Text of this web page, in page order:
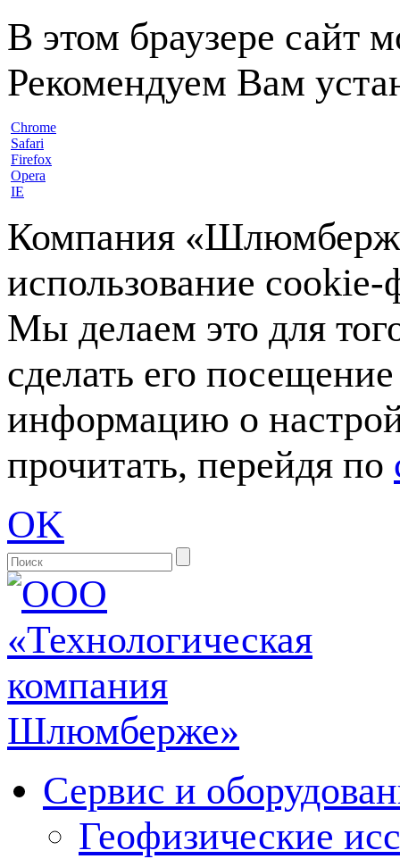
В этом браузере сайт
Рекомендуем Вам
Chrome
Safari
Firefox
Opera
IE
Компания
использование
Мы делаем это для
сделать его
информацию о
прочитать, перейдя по
OK
Сервис и
Геофизические